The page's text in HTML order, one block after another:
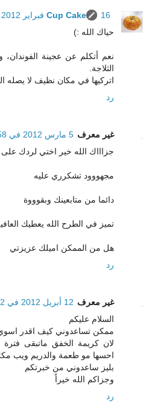
Cup Cake
16 فبراير 2012 في 1:50 ص
حياك الله :)
نعم أتكلم عن عجينة
الثلاجة.
اتركيها في مكان نظيف لا يصله
رد
غير معرف 5 مارس 2012 في 12:58 ص
جزاااك الله خير اختي لردك
مجهووود تشكرري عليه
دائما من متابعينك وبقوووة
تميز في الطرح الله يعطيك
هل من الممكن اميلك عزيزتي
رد
غير معرف 12 أبريل 2012 في 10:22 م
السلام عليكم
ممكن تساعدوني كيف اقدر
لان كريمة الخفق ماتبقى فترة
احسها مو طعمة والدريم ويب
بليز ساعدوني من خبرتكم
وجزاكم الله خيراً
رد